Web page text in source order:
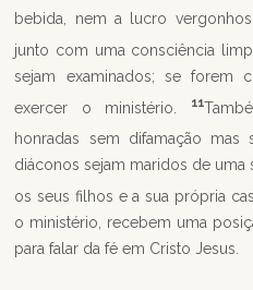
bebida, nem a lucro
junto com uma consciência
sejam examinados; se forem
exercer o ministério.
11
honradas sem difamação
diáconos sejam maridos de
os seus filhos e a sua própria
o ministério, recebem uma
para falar da fé em Cristo Jesus.